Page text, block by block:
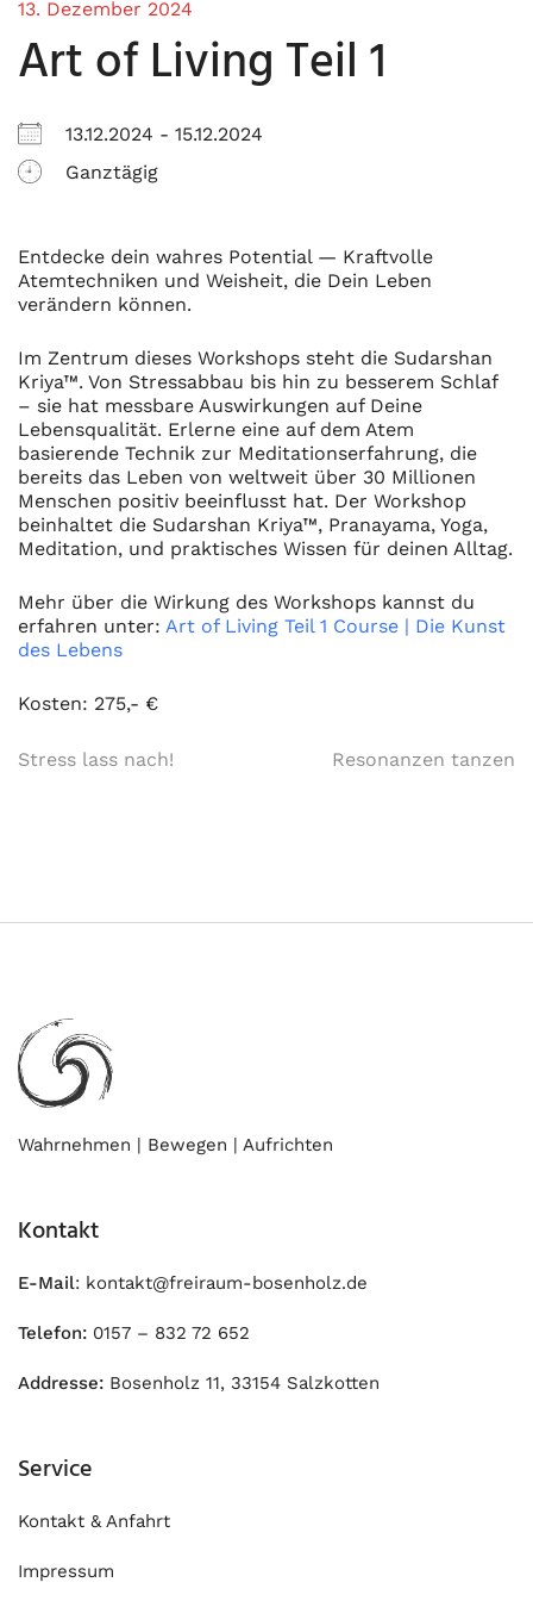
13. Dezember 2024
Art of Living Teil 1
13.12.2024 - 15.12.2024
Ganztägig
Entdecke dein wahres Potential — Kraftvolle
Atemtechniken und Weisheit, die Dein Leben
verändern können.
Im Zentrum dieses Workshops steht die Sudarshan
Kriya™. Von Stressabbau bis hin zu besserem Schlaf
– sie hat messbare Auswirkungen auf Deine
Lebensqualität. Erlerne eine auf dem Atem
basierende Technik zur Meditationserfahrung, die
bereits das Leben von weltweit über 30 Millionen
Menschen positiv beeinflusst hat. Der Workshop
beinhaltet die Sudarshan Kriya™, Pranayama, Yoga,
Meditation, und praktisches Wissen für deinen Alltag.
Mehr über die Wirkung des Workshops kannst du
erfahren unter: Art of Living Teil 1 Course | Die Kunst
des Lebens
Kosten: 275,- €
Beitragsnavigation
Stress lass nach! Resonanzen tanzen
Wahrnehmen | Bewegen | Aufrichten
Kontakt
E-Mail: kontakt@freiraum-bosenholz.de
Telefon: 0157 – 832 72 652
Addresse: Bosenholz 11, 33154 Salzkotten
Service
Kontakt & Anfahrt
Impressum